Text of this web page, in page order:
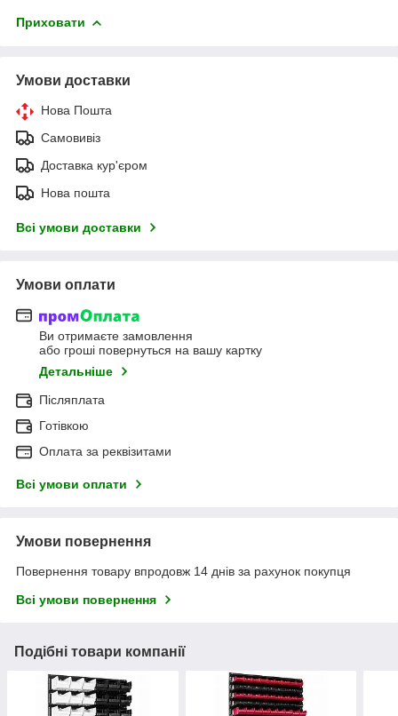
Приховати
Умови доставки
Нова Пошта
Самовивіз
Доставка кур'єром
Нова пошта
Всі умови доставки
Умови оплати
Ви отримаєте замовлення
або гроші повернуться на вашу картку
Детальніше
Післяплата
Готівкою
Оплата за реквізитами
Всі умови оплати
Умови повернення
Повернення товару впродовж 14 днів за рахунок покупця
Всі умови повернення
Подібні товари компанії